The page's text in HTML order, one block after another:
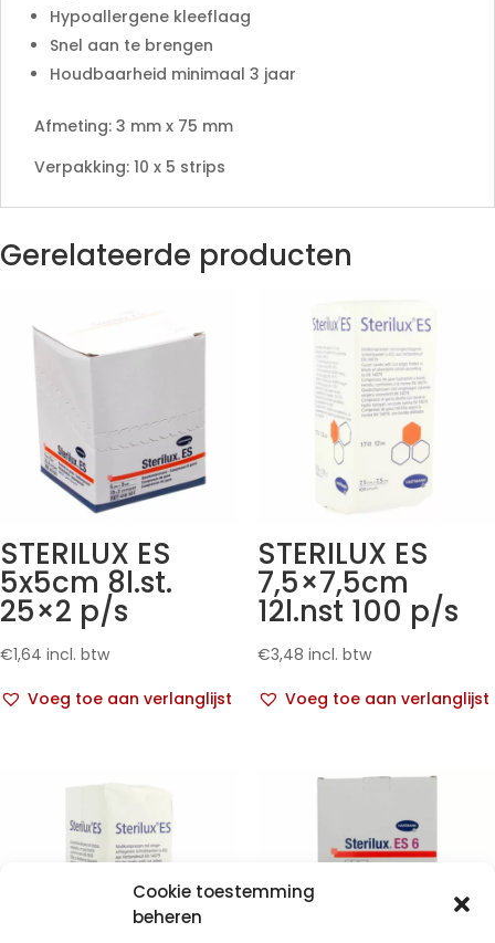
Cookie toestemming
beheren
Hypoallergene kleeflaag
Snel aan te brengen
Houdbaarheid minimaal 3 jaar
Afmeting: 3 mm x 75 mm
Verpakking: 10 x 5 strips
Gerelateerde producten
STERILUX ES
5x5cm 8l.st.
25×2 p/s
€1,64 incl. btw
Voeg toe aan verlanglijst
STERILUX ES
7,5×7,5cm
12l.nst 100 p/s
€3,48 incl. btw
Voeg toe aan verlanglijst